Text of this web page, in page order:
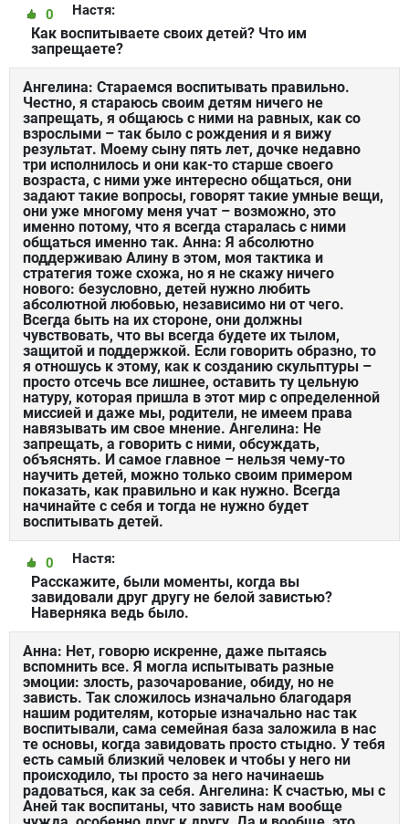
Настя:
0
Как воспитываете своих детей? Что им
запрещаете?
Ангелина: Стараемся воспитывать правильно.
Честно, я стараюсь своим детям ничего не
запрещать, я общаюсь с ними на равных, как со
взрослыми – так было с рождения и я вижу
результат. Моему сыну пять лет, дочке недавно
три исполнилось и они как-то старше своего
возраста, с ними уже интересно общаться, они
задают такие вопросы, говорят такие умные вещи,
они уже многому меня учат – возможно, это
именно потому, что я всегда старалась с ними
общаться именно так. Анна: Я абсолютно
поддерживаю Алину в этом, моя тактика и
стратегия тоже схожа, но я не скажу ничего
нового: безусловно, детей нужно любить
абсолютной любовью, независимо ни от чего.
Всегда быть на их стороне, они должны
чувствовать, что вы всегда будете их тылом,
защитой и поддержкой. Если говорить образно, то
я отношусь к этому, как к созданию скульптуры –
просто отсечь все лишнее, оставить ту цельную
натуру, которая пришла в этот мир с определенной
миссией и даже мы, родители, не имеем права
навязывать им свое мнение. Ангелина: Не
запрещать, а говорить с ними, обсуждать,
объяснять. И самое главное – нельзя чему-то
научить детей, можно только своим примером
показать, как правильно и как нужно. Всегда
начинайте с себя и тогда не нужно будет
воспитывать детей.
Настя:
0
Расскажите, были моменты, когда вы
завидовали друг другу не белой завистью?
Наверняка ведь было.
Анна: Нет, говорю искренне, даже пытаясь
вспомнить все. Я могла испытывать разные
эмоции: злость, разочарование, обиду, но не
зависть. Так сложилось изначально благодаря
нашим родителям, которые изначально нас так
воспитывали, сама семейная база заложила в нас
те основы, когда завидовать просто стыдно. У тебя
есть самый близкий человек и чтобы у него ни
происходило, ты просто за него начинаешь
радоваться, как за себя. Ангелина: К счастью, мы с
Аней так воспитаны, что зависть нам вообще